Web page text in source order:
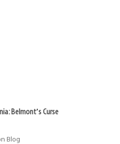
Belmont’s Curse
Blog